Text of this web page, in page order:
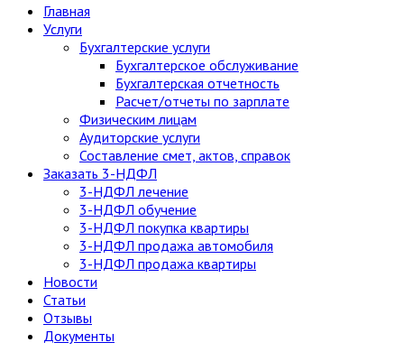
Главная
Услуги
Бухгалтерские услуги
Бухгалтерское обслуживание
Бухгалтерская отчетность
Расчет/отчеты по зарплате
Физическим лицам
Аудиторские услуги
Составление смет, актов, справок
Заказать 3-НДФЛ
3-НДФЛ лечение
3-НДФЛ обучение
3-НДФЛ покупка квартиры
3-НДФЛ продажа автомобиля
3-НДФЛ продажа квартиры
Новости
Статьи
Отзывы
Документы